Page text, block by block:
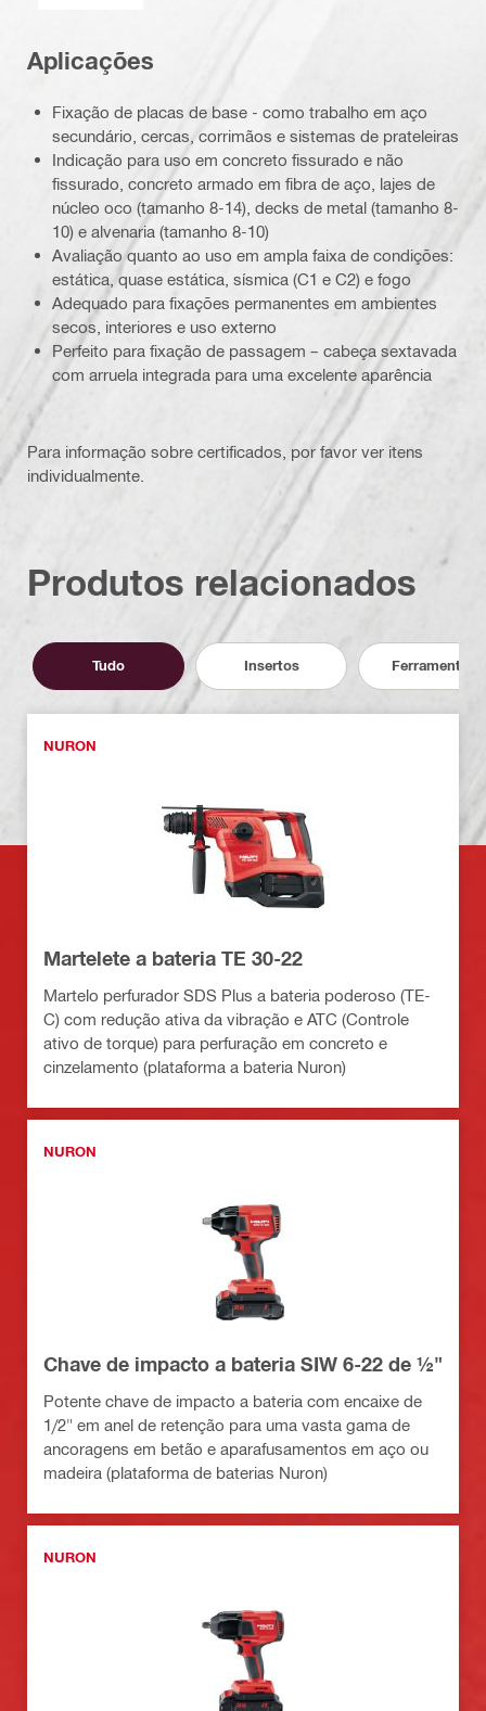
Aplicações
Fixação de placas de base - como trabalho em aço
secundário, cercas, corrimãos e sistemas de prateleiras
Indicação para uso em concreto fissurado e não
fissurado, concreto armado em fibra de aço, lajes de
núcleo oco (tamanho 8-14), decks de metal (tamanho 8-
10) e alvenaria (tamanho 8-10)
Avaliação quanto ao uso em ampla faixa de condições:
estática, quase estática, sísmica (C1 e C2) e fogo
Adequado para fixações permanentes em ambientes
secos, interiores e uso externo
Perfeito para fixação de passagem – cabeça sextavada
com arruela integrada para uma excelente aparência
Para informação sobre certificados, por favor ver itens
individualmente.
Produtos relacionados
Tudo Insertos Ferramentas
NURON
Martelete a bateria TE 30-22
Martelo perfurador SDS Plus a bateria poderoso (TE-
C) com redução ativa da vibração e ATC (Controle
ativo de torque) para perfuração em concreto e
cinzelamento (plataforma a bateria Nuron)
NURON
Chave de impacto a bateria SIW 6-22 de ½"
Potente chave de impacto a bateria com encaixe de
1/2" em anel de retenção para uma vasta gama de
ancoragens em betão e aparafusamentos em aço ou
madeira (plataforma de baterias Nuron)
NURON